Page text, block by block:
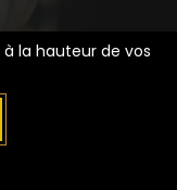
la hauteur de vos